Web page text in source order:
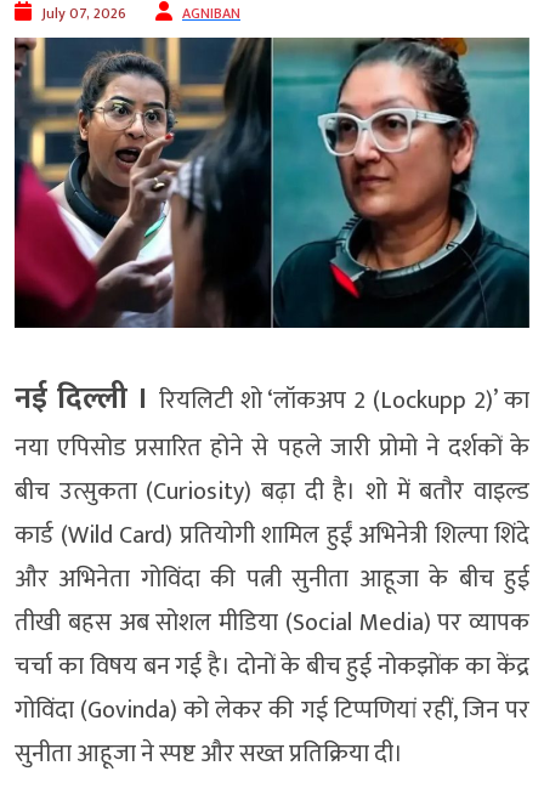
July 07, 2026 AGNIBAN
नई दिल्ली । रियलिटी शो ‘लॉकअप 2 (Lockupp 2)’ का
नया एपिसोड प्रसारित होने से पहले जारी प्रोमो ने दर्शकों के
बीच उत्सुकता (Curiosity) बढ़ा दी है। शो में बतौर वाइल्ड
कार्ड (Wild Card) प्रतियोगी शामिल हुईं अभिनेत्री शिल्पा शिंदे
और अभिनेता गोविंदा की पत्नी सुनीता आहूजा के बीच हुई
तीखी बहस अब सोशल मीडिया (Social Media) पर व्यापक
चर्चा का विषय बन गई है। दोनों के बीच हुई नोकझोंक का केंद्र
गोविंदा (Govinda) को लेकर की गई टिप्पणियां रहीं, जिन पर
सुनीता आहूजा ने स्पष्ट और सख्त प्रतिक्रिया दी।